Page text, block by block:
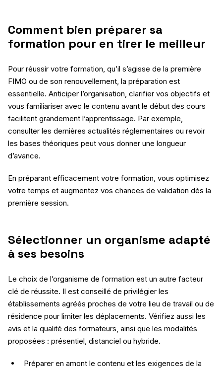
Comment bien préparer sa
formation pour en tirer le meilleur
Pour réussir votre formation, qu’il s’agisse de la première
FIMO ou de son renouvellement, la préparation est
essentielle. Anticiper l’organisation, clarifier vos objectifs et
vous familiariser avec le contenu avant le début des cours
facilitent grandement l’apprentissage. Par exemple,
consulter les dernières actualités réglementaires ou revoir
les bases théoriques peut vous donner une longueur
d’avance.
En préparant efficacement votre formation, vous optimisez
votre temps et augmentez vos chances de validation dès la
première session.
Sélectionner un organisme adapté
à ses besoins
Le choix de l’organisme de formation est un autre facteur
clé de réussite. Il est conseillé de privilégier les
établissements agréés proches de votre lieu de travail ou de
résidence pour limiter les déplacements. Vérifiez aussi les
avis et la qualité des formateurs, ainsi que les modalités
proposées : présentiel, distanciel ou hybride.
Préparer en amont le contenu et les exigences de la